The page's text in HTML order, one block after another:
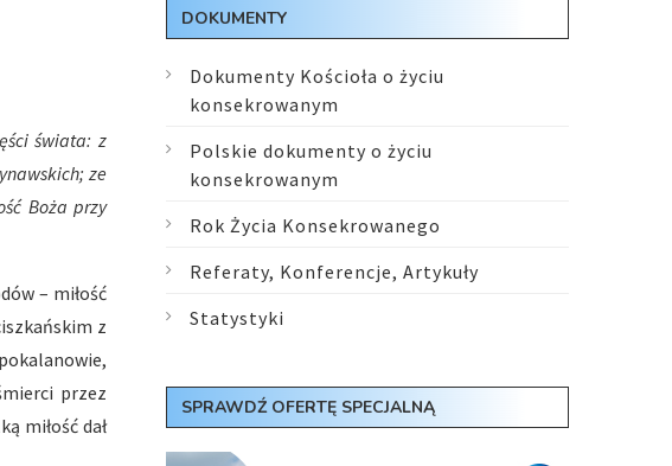
świata: z
ze
Boża przy
– miłość
z
przez
miłość dał
DOKUMENTY
Dokumenty Kościoła o życiu
konsekrowanym
Polskie dokumenty o życiu
konsekrowanym
Rok Życia Konsekrowanego
Referaty, Konferencje, Artykuły
Statystyki
SPRAWDŹ OFERTĘ SPECJALNĄ